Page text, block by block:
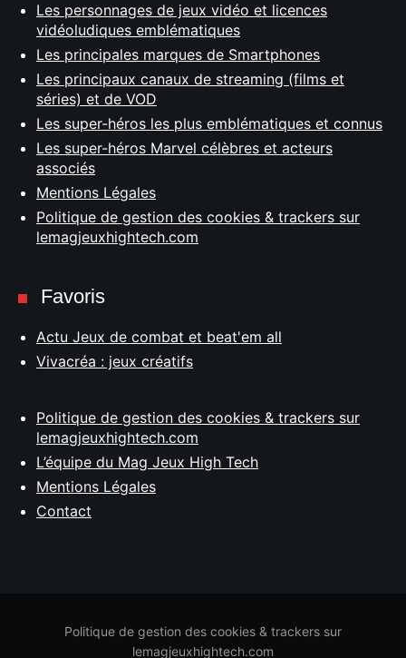
Les personnages de jeux vidéo et licences
vidéoludiques emblématiques
Les principales marques de Smartphones
Les principaux canaux de streaming (films et
séries) et de VOD
Les super-héros les plus emblématiques et connus
Les super-héros Marvel célèbres et acteurs
associés
Mentions Légales
Politique de gestion des cookies & trackers sur
lemagjeuxhightech.com
Favoris
Actu Jeux de combat et beat'em all
Vivacréa : jeux créatifs
Politique de gestion des cookies & trackers sur
lemagjeuxhightech.com
L’équipe du Mag Jeux High Tech
Mentions Légales
Contact
Politique de gestion des cookies & trackers sur
lemagjeuxhightech.com